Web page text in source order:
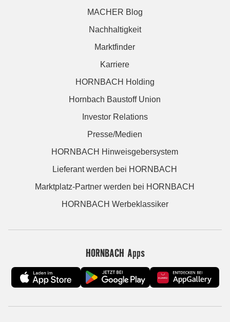
MACHER Blog
Nachhaltigkeit
Marktfinder
Karriere
HORNBACH Holding
Hornbach Baustoff Union
Investor Relations
Presse/Medien
HORNBACH Hinweisgebersystem
Lieferant werden bei HORNBACH
Marktplatz-Partner werden bei HORNBACH
HORNBACH Werbeklassiker
HORNBACH Apps